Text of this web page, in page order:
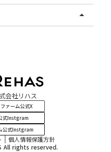
arrow_drop_up
会社リハス
ァーム公式X
式Instgram
公式Instgram
個人情報保護方針
All rights reserved.